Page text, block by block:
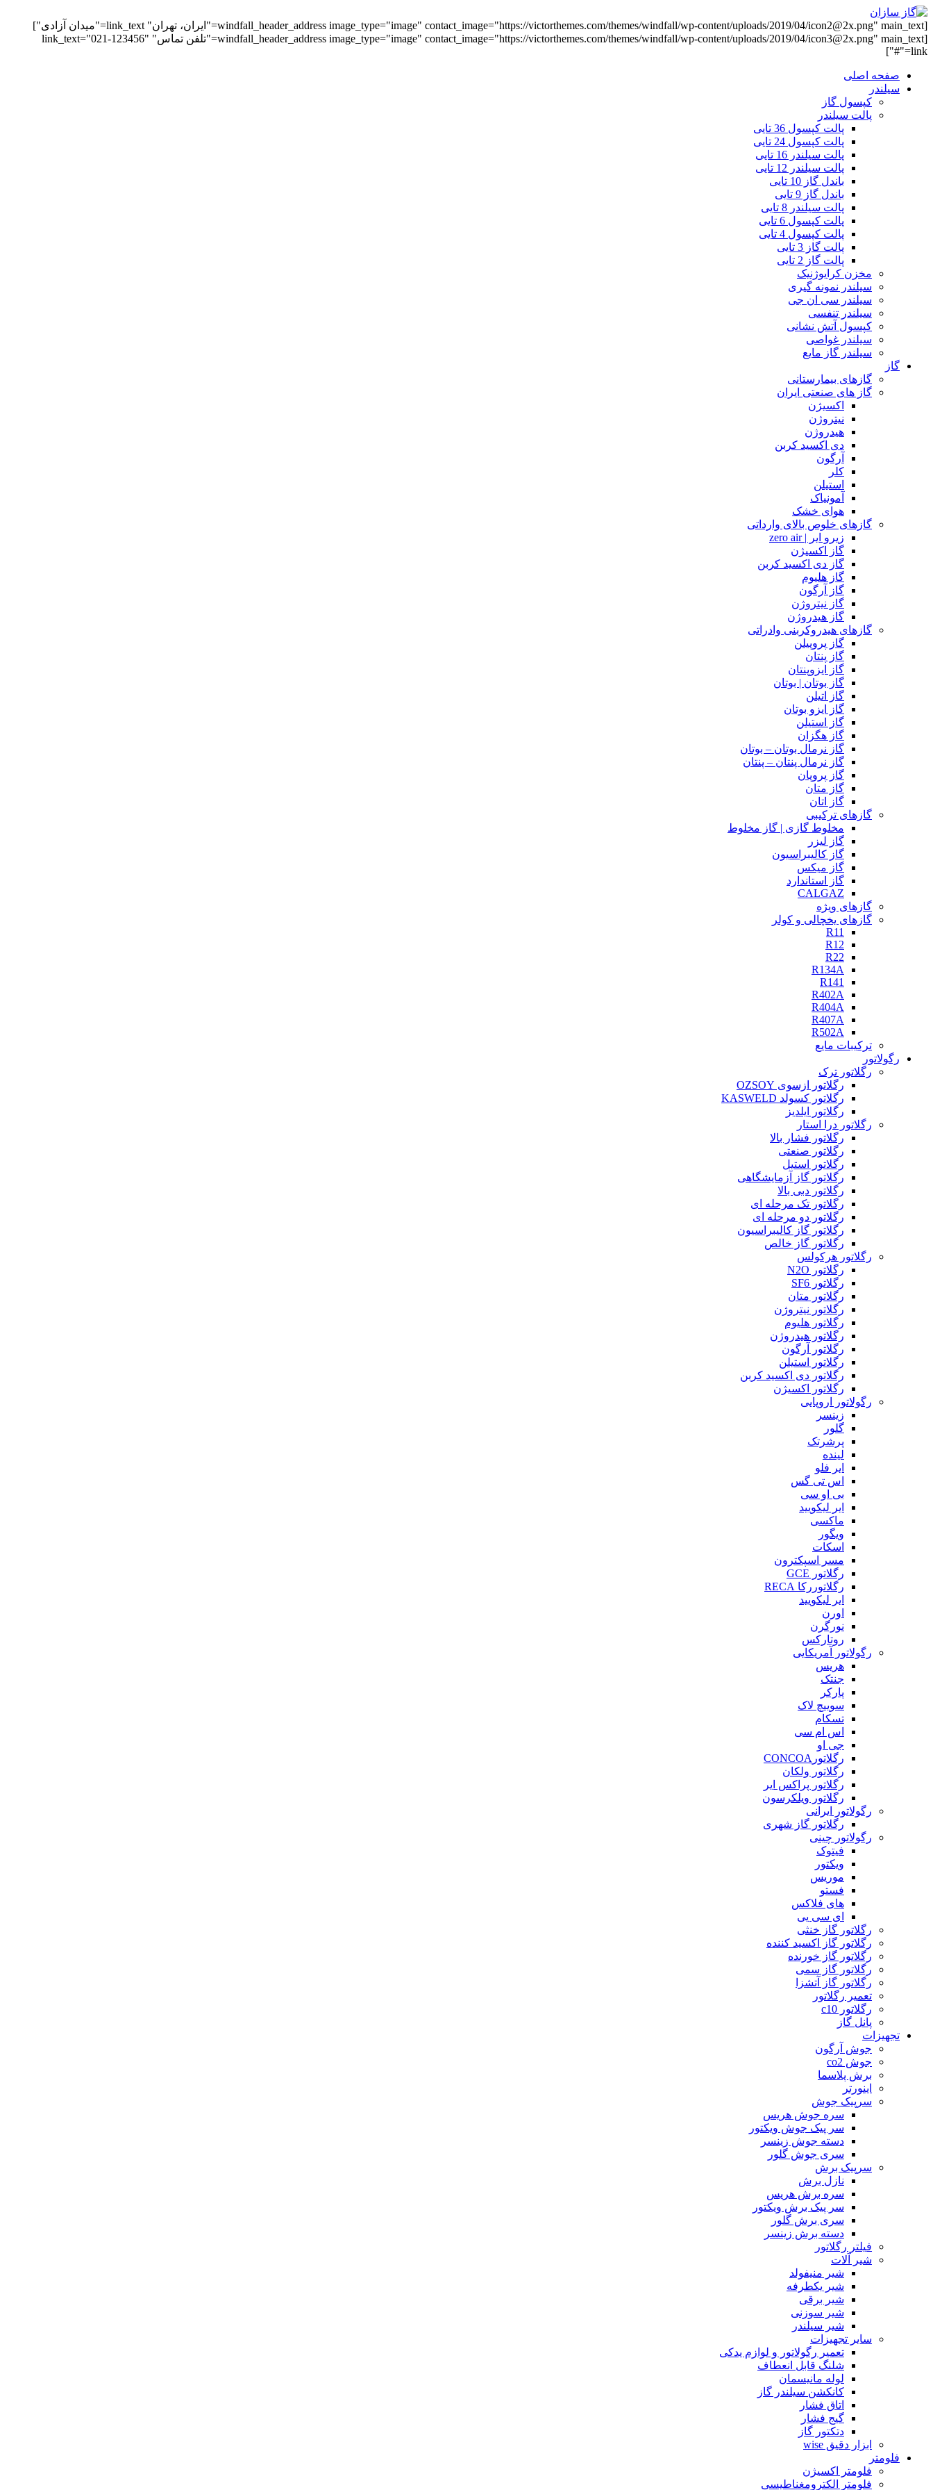
[windfall_header_address image_type="image" contact_image="https://victorthemes.com/themes/windfall/wp-content/uploads/2019/04/icon2@2x.png" main_text="ایران، تهران" link_text="میدان آزادی"]
[windfall_header_address image_type="image" contact_image="https://victorthemes.com/themes/windfall/wp-content/uploads/2019/04/icon3@2x.png" main_text="تلفن تماس" link_text="021-123456"
link="#"]
صفحه اصلی
سیلندر
کپسول گاز
پالت سیلندر
پالت کپسول 36 تایی
پالت کپسول 24 تایی
پالت سیلندر 16 تایی
پالت سیلندر 12 تایی
باندل گاز 10 تایی
باندل گاز 9 تایی
پالت سیلندر 8 تایی
پالت کپسول 6 تایی
پالت کپسول 4 تایی
پالت گاز 3 تایی
پالت گاز 2 تایی
مخزن کرایوژنیک
سیلندر نمونه گیری
سیلندر سی ان جی
سیلندر تنفسی
کپسول آتش نشانی
سیلندر غواصی
سیلندر گاز مایع
گاز
گازهای بیمارستانی
گاز های صنعتی ایران
اکسیژن
نیتروژن
هیدروژن
دی اکسید کربن
آرگون
کلر
استیلن
آمونیاک
هوای خشک
گازهای خلوص بالای وارداتی
زیرو ایر | zero air
گاز اکسیژن
گاز دی اکسید کربن
گاز هلیوم
گاز آرگون
گاز نیتروژن
گاز هیدروژن
گازهای هیدروکربنی وادراتی
گاز پروپیلن
گاز پنتان
گاز ایزوپنتان
گاز بوتان | بوتان
گاز اتیلن
گاز ایزو بوتان
گاز استیلن
گاز هگزان
گاز نرمال بوتان – بوتان
گاز نرمال پنتان – پنتان
گاز پروپان
گاز متان
گاز اتان
گازهای ترکیبی
مخلوط گازی | گاز مخلوط
گاز لیزر
گاز کالیبراسیون
گاز میکس
گاز استاندارد
CALGAZ
گازهای ویژه
گازهای یخچالی و کولر
R11
R12
R22
R134A
R141
R402A
R404A
R407A
R502A
ترکیبات مایع
رگولاتور
رگلاتور ترک
رگلاتور ازسوی OZSOY
رگلاتور کسولد KASWELD
رگلاتور ایلدیز
رگلاتور درا استار
رگلاتور فشار بالا
رگلاتور صنعتی
رگلاتور استیل
رگلاتور گاز آزمایشگاهی
رگلاتور دبی بالا
رگلاتور تک مرحله ای
رگلاتور دو مرحله ای
رگلاتور گاز کالیبراسیون
رگلاتور گاز خالص
رگلاتور هرکولس
رگلاتور N2O
رگلاتور SF6
رگلاتور متان
رگلاتور نیتروژن
رگلاتور هلیوم
رگلاتور هیدروژن
رگلاتور آرگون
رگلاتور استیلن
رگلاتور دی اکسید کربن
رگلاتور اکسیژن
رگولاتور اروپایی
زینسر
گلور
پرشرتک
لینده
ایر فلو
اس تی گس
بی او سی
ایر لیکویید
ماکسی
ویگور
اسکات
مسر اسپکترون
رگلاتور GCE
رگلاتوررکا RECA
ایر لیکویید
اورن
نورگرن
روتارکس
رگولاتور آمریکایی
هریس
جنتک
پارکر
سوییچ لاک
تسکام
اس ام سی
جی او
رگلاتورCONCOA
رگلاتور ولکان
رگلاتور پراکس ایر
رگلاتور ویلکرسون
رگولاتور ایرانی
رگلاتور گاز شهری
رگولاتور چینی
فیتوک
ویکتور
موریس
فستو
های فلاکس
ای سی یی
رگلاتور گاز خنثی
رگلاتور گاز اکسید کننده
رگلاتور گاز خورنده
رگلاتور گاز سمی
رگلاتور گاز آتشزا
تعمیر رگلاتور
رگلاتور c10
پانل گاز
تجهیزات
جوش آرگون
جوش co2
برش پلاسما
اینورتر
سرپیک جوش
سره جوش هریس
سر پیک جوش ویکتور
دسته جوش زینسر
سری جوش گلور
سرپیک برش
نازل برش
سره برش هریس
سر پیک برش ویکتور
سری برش گلور
دسته برش زینسر
فیلتر رگلاتور
شیر آلات
شیر منیفولد
شیر یکطرفه
شیر برقی
شیر سوزنی
شیر سیلندر
سایر تجهیزات
تعمیر رگولاتور و لوازم یدکی
شلنگ قابل انعطاف
لوله مانیسمان
کانکشن سیلندر گاز
اتاق فشار
گیج فشار
دتکتور گاز
ابزار دقیق wise
فلومتر
فلومتر اکسیژن
فلومتر الکترومغناطیسی